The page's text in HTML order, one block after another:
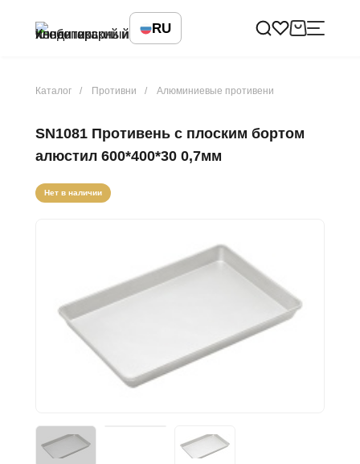
RU
Каталог Противни Алюминиевые противени
SN1081 Противень с плоским бортом
алюстил 600*400*30 0,7мм
Нет в наличии